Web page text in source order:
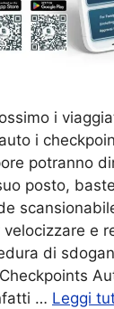
i
i
potranno
posto,
e
di
… Leggi